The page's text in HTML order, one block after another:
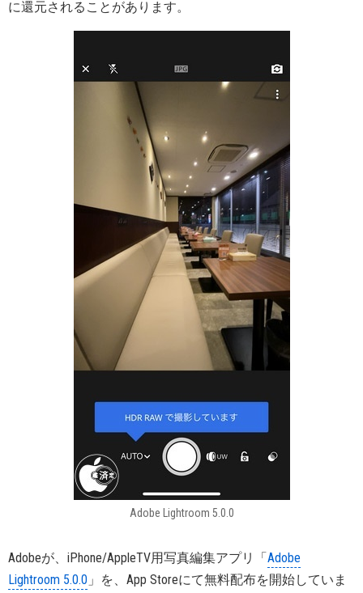
に還元されることがあります。
Adobe Lightroom 5.0.0
Adobeが、iPhone/AppleTV用写真編集アプリ「Adobe
Lightroom 5.0.0 」を、App Storeにて無料配布を開始していま